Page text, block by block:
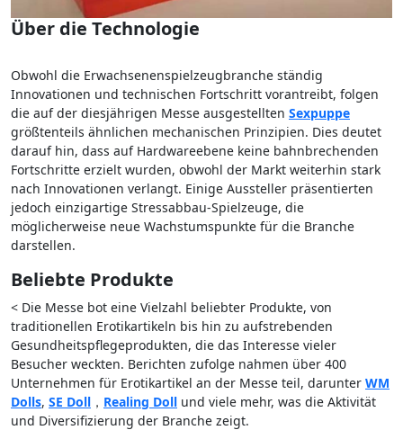
Über die Technologie
Obwohl die Erwachsenenspielzeugbranche ständig
Innovationen und technischen Fortschritt vorantreibt, folgen
die auf der diesjährigen Messe ausgestellten Sexpuppe
größtenteils ähnlichen mechanischen Prinzipien. Dies deutet
darauf hin, dass auf Hardwareebene keine bahnbrechenden
Fortschritte erzielt wurden, obwohl der Markt weiterhin stark
nach Innovationen verlangt. Einige Aussteller präsentierten
jedoch einzigartige Stressabbau-Spielzeuge, die
möglicherweise neue Wachstumspunkte für die Branche
darstellen.
Beliebte Produkte
< Die Messe bot eine Vielzahl beliebter Produkte, von
traditionellen Erotikartikeln bis hin zu aufstrebenden
Gesundheitspflegeprodukten, die das Interesse vieler
Besucher weckten. Berichten zufolge nahmen über 400
Unternehmen für Erotikartikel an der Messe teil, darunter WM
Dolls, SE Doll ， Realing Doll und viele mehr, was die Aktivität
und Diversifizierung der Branche zeigt.